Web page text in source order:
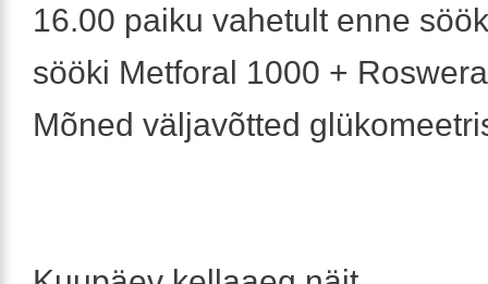
16.00 paiku vahetult enne
sööki Metforal 1000 +
Mõned väljavõtted